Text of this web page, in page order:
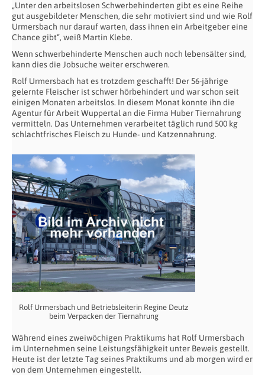
„Unter den arbeitslosen Schwerbehinderten gibt es eine Reihe
gut ausgebildeter Menschen, die sehr motiviert sind und wie Rolf
Urmersbach nur darauf warten, dass ihnen ein Arbeitgeber eine
Chance gibt“, weiß Martin Klebe.
Wenn schwerbehinderte Menschen auch noch lebensälter sind,
kann dies die Jobsuche weiter erschweren.
Rolf Urmersbach hat es trotzdem geschafft! Der 56-jährige
gelernte Fleischer ist schwer hörbehindert und war schon seit
einigen Monaten arbeitslos. In diesem Monat konnte ihn die
Agentur für Arbeit Wuppertal an die Firma Huber Tiernahrung
vermitteln. Das Unternehmen verarbeitet täglich rund 500 kg
schlachtfrisches Fleisch zu Hunde- und Katzennahrung.
Rolf Urmersbach und Betriebsleiterin Regine Deutz
beim Verpacken der Tiernahrung
Während eines zweiwöchigen Praktikums hat Rolf Urmersbach
im Unternehmen seine Leistungsfähigkeit unter Beweis gestellt.
Heute ist der letzte Tag seines Praktikums und ab morgen wird er
von dem Unternehmen eingestellt.